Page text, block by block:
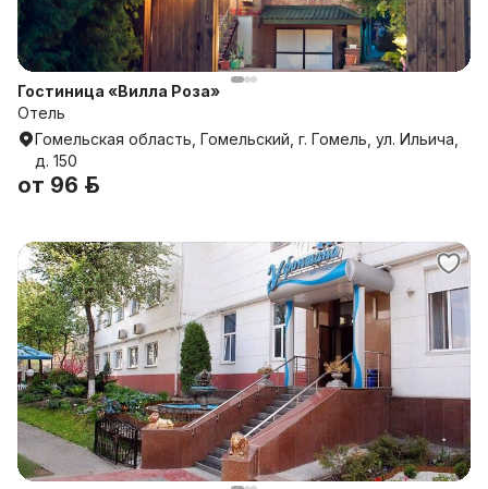
Гостиница «Вилла Роза»
Отель
Гомельская область, Гомельский, г. Гомель, ул. Ильича,
д. 150
от 96 р.